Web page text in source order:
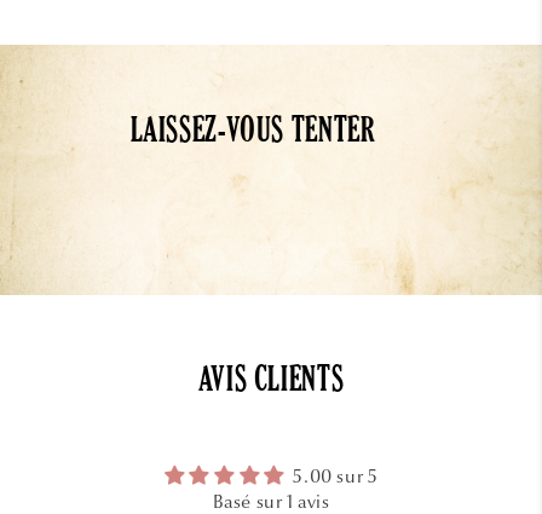
LAISSEZ-VOUS TENTER
AVIS CLIENTS
5.00 sur 5
Basé sur 1 avis